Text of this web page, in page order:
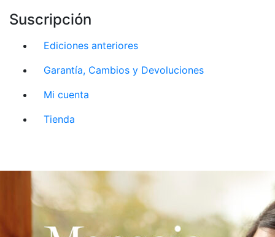
Suscripción
Ediciones anteriores
Garantía, Cambios y Devoluciones
Mi cuenta
Tienda